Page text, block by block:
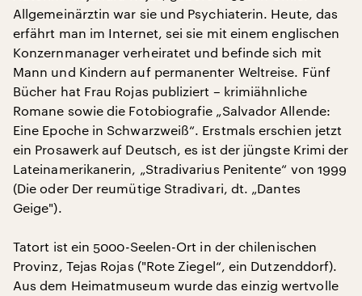
Allgemeinärztin war sie und Psychiaterin. Heute, das
erfährt man im Internet, sei sie mit einem englischen
Konzernmanager verheiratet und befinde sich mit
Mann und Kindern auf permanenter Weltreise. Fünf
Bücher hat Frau Rojas publiziert – krimiähnliche
Romane sowie die Fotobiografie „Salvador Allende:
Eine Epoche in Schwarzweiß“. Erstmals erschien jetzt
ein Prosawerk auf Deutsch, es ist der jüngste Krimi der
Lateinamerikanerin, „Stradivarius Penitente“ von 1999
(Die oder Der reumütige Stradivari, dt. „Dantes
Geige").
Tatort ist ein 5000-Seelen-Ort in der chilenischen
Provinz, Tejas Rojas ("Rote Ziegel“, ein Dutzenddorf).
Aus dem Heimatmuseum wurde das einzig wertvolle